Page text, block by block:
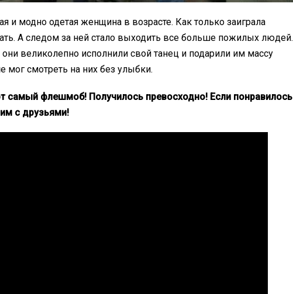
и модно одетая женщина в возрасте. Как только заиграла
А следом за ней стало выходить все больше пожилых людей.
великолепно исполнили свой танец и подарили им массу
мог смотреть на них без улыбки.
самый флешмоб! Получилось превосходно! Если понравилось
с друзьями!